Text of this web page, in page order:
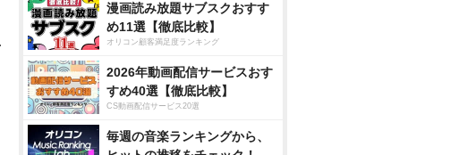
漫画読み放題サブスクおすす
め11選【徹底比較】
オリコン顧客満足度ランキング
2026年動画配信サービスおす
すめ40選【徹底比較】
CS動画配信サービス20選
毎週の音楽ランキングから、